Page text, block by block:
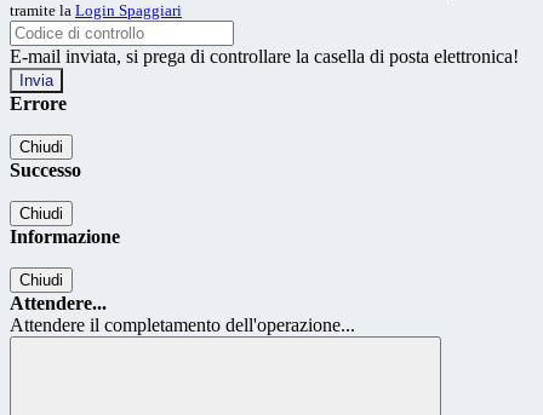
tramite la Login Spaggiari
E-mail inviata, si prega di controllare la casella di posta elettronica!
Errore
Chiudi
Successo
Chiudi
Informazione
Chiudi
Attendere...
Attendere il completamento dell'operazione...